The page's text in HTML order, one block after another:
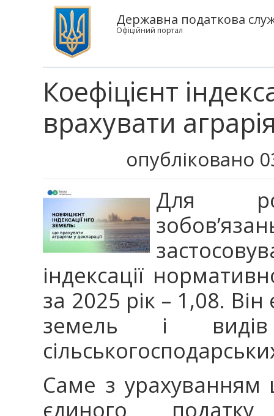
Державна податкова
Офіційний портал
Коефіцієнт
врахувати
опубліковано
Для
індексації
за 2025 рік – 1,08.
земель і
Саме з урахуванням
єдиного